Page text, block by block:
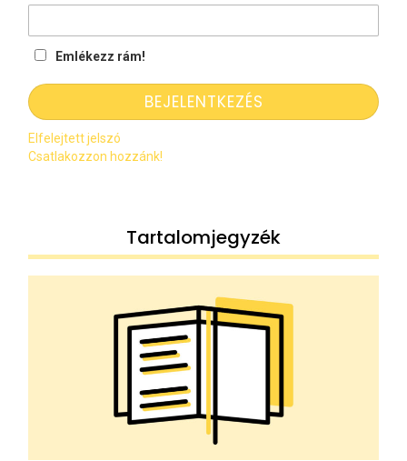
Emlékezz rám!
Elfelejtett jelszó
Csatlakozzon hozzánk!
Tartalomjegyzék